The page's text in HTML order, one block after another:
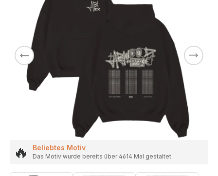
🔥 Beliebtes Motiv
Das Motiv wurde bereits über 4614 Mal gestaltet